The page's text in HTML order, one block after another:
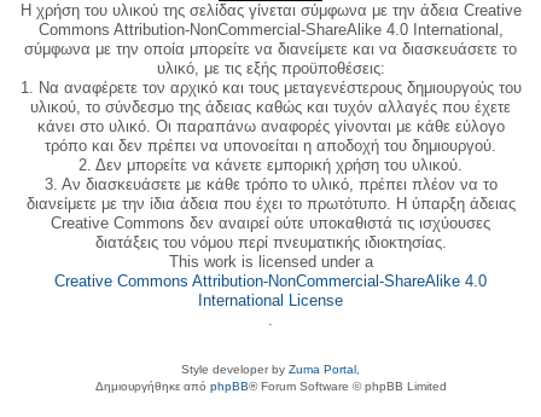
Η χρήση του υλικού της σελίδας γίνεται σύμφωνα με την άδεια Creative
Commons Attribution-NonCommercial-ShareAlike 4.0 International,
σύμφωνα με την οποία μπορείτε να διανείμετε και να διασκευάσετε το
υλικό, με τις εξής προϋποθέσεις:
1. Να αναφέρετε τον αρχικό και τους μεταγενέστερους δημιουργούς του
υλικού, το σύνδεσμο της άδειας καθώς και τυχόν αλλαγές που έχετε
κάνει στο υλικό. Οι παραπάνω αναφορές γίνονται με κάθε εύλογο
τρόπο και δεν πρέπει να υπονοείται η αποδοχή του δημιουργού.
2. Δεν μπορείτε να κάνετε εμπορική χρήση του υλικού.
3. Αν διασκευάσετε με κάθε τρόπο το υλικό, πρέπει πλέον να το
διανείμετε με την ίδια άδεια που έχει το πρωτότυπο. Η ύπαρξη άδειας
Creative Commons δεν αναιρεί ούτε υποκαθιστά τις ισχύουσες
διατάξεις του νόμου περί πνευματικής ιδιοκτησίας.
This work is licensed under a
Creative Commons Attribution-NonCommercial-ShareAlike 4.0
International License
.
Style developer by Zuma Portal
Δημιουργήθηκε από phpBB® Forum Software © phpBB Limited